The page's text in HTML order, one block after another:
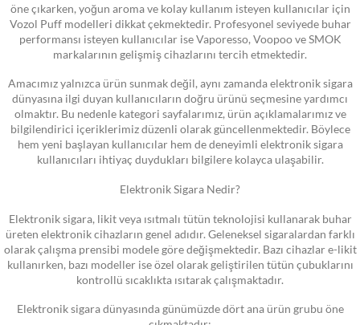
öne çıkarken, yoğun aroma ve kolay kullanım isteyen kullanıcılar için
Vozol Puff modelleri dikkat çekmektedir. Profesyonel seviyede buhar
performansı isteyen kullanıcılar ise Vaporesso, Voopoo ve SMOK
markalarının gelişmiş cihazlarını tercih etmektedir.
Amacımız yalnızca ürün sunmak değil, aynı zamanda elektronik sigara
dünyasına ilgi duyan kullanıcıların doğru ürünü seçmesine yardımcı
olmaktır. Bu nedenle kategori sayfalarımız, ürün açıklamalarımız ve
bilgilendirici içeriklerimiz düzenli olarak güncellenmektedir. Böylece
hem yeni başlayan kullanıcılar hem de deneyimli elektronik sigara
kullanıcıları ihtiyaç duydukları bilgilere kolayca ulaşabilir.
Elektronik Sigara Nedir?
Elektronik sigara, likit veya ısıtmalı tütün teknolojisi kullanarak buhar
üreten elektronik cihazların genel adıdır. Geleneksel sigaralardan farklı
olarak çalışma prensibi modele göre değişmektedir. Bazı cihazlar e-likit
kullanırken, bazı modeller ise özel olarak geliştirilen tütün çubuklarını
kontrollü sıcaklıkta ısıtarak çalışmaktadır.
Elektronik sigara dünyasında günümüzde dört ana ürün grubu öne